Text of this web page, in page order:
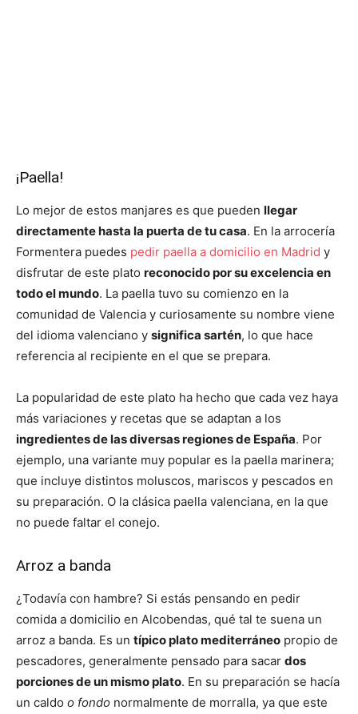
¡Paella!
Lo mejor de estos manjares es que pueden llegar
directamente hasta la puerta de tu casa. En la arrocería
Formentera puedes pedir paella a domicilio en Madrid y
disfrutar de este plato reconocido por su excelencia en
todo el mundo. La paella tuvo su comienzo en la
comunidad de Valencia y curiosamente su nombre viene
del idioma valenciano y significa sartén, lo que hace
referencia al recipiente en el que se prepara.
La popularidad de este plato ha hecho que cada vez haya
más variaciones y recetas que se adaptan a los
ingredientes de las diversas regiones de España. Por
ejemplo, una variante muy popular es la paella marinera;
que incluye distintos moluscos, mariscos y pescados en
su preparación. O la clásica paella valenciana, en la que
no puede faltar el conejo.
Arroz a banda
¿Todavía con hambre? Si estás pensando en pedir
comida a domicilio en Alcobendas, qué tal te suena un
arroz a banda. Es un típico plato mediterráneo propio de
pescadores, generalmente pensado para sacar dos
porciones de un mismo plato. En su preparación se hacía
un caldo o fondo normalmente de morralla, ya que este